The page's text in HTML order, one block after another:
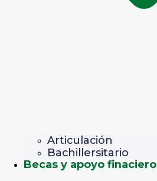
Articulación
Bachillersitario
Becas y apoyo finaciero